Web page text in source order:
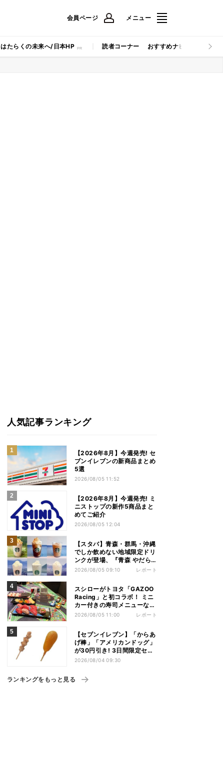
会員ページ メニュー
はたらくの未来へ/日本HP 読者コーナー おすすめナビ マイナビ
人気記事ランキング
【2026年8月】今週発売! セ
ブンイレブンの新商品まとめ
5選
2026/08/05 11:52
【2026年8月】今週発売! ミ
ニストップの新作5商品まと
めてご紹介
2026/08/05 12:04
【スタバ】青森・群馬・沖縄
でしか飲めない地域限定ドリ
ンクが登場、『青森 やだら
めぇりんご アーモンドミル
2026/08/05 09:10 レポート
スシローがトヨタ「GAZOO
Racing」と初コラボ！ ミニ
カー付きの寿司メニューなど
注目のコンテンツは？
2026/08/05 11:00 レポート
【セブンイレブン】「からあ
げ棒」「アメリカンドッグ」
が30円引き! 3日間限定セー
ル開催!
2026/08/04 09:30
ランキングをもっと見る